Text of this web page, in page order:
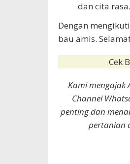
dan cita rasa.
Dengan
bau amis.
Cek
Kami mengajak
Channel
penting dan
pertanian